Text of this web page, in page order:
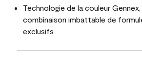
Technologie de la couleur
combinaison imbattable de
exclusifs